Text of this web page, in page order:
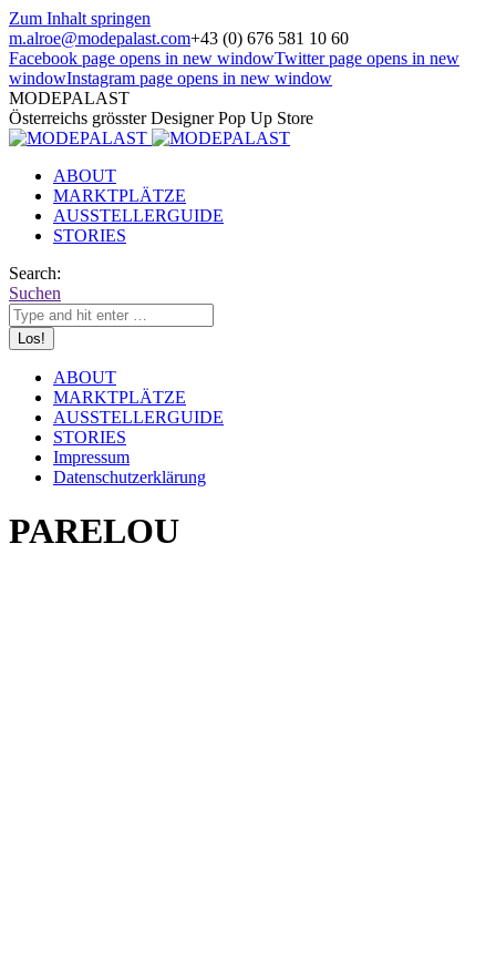
Zum Inhalt springen
m.alroe@modepalast.com+43 (0) 676 581 10 60
Facebook page opens in new windowTwitter page opens in new
windowInstagram page opens in new window
MODEPALAST
Österreichs grösster Designer Pop Up Store
ABOUT
MARKTPLÄTZE
AUSSTELLERGUIDE
STORIES
Search:
Suchen
ABOUT
MARKTPLÄTZE
AUSSTELLERGUIDE
STORIES
Impressum
Datenschutzerklärung
PARELOU